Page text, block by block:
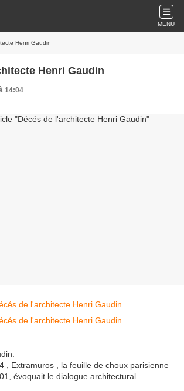
MENU
Henri Gaudin
Henri Gaudin
14:04
, Extramuros , la feuille de choux parisienne
évoquait le dialogue architectural